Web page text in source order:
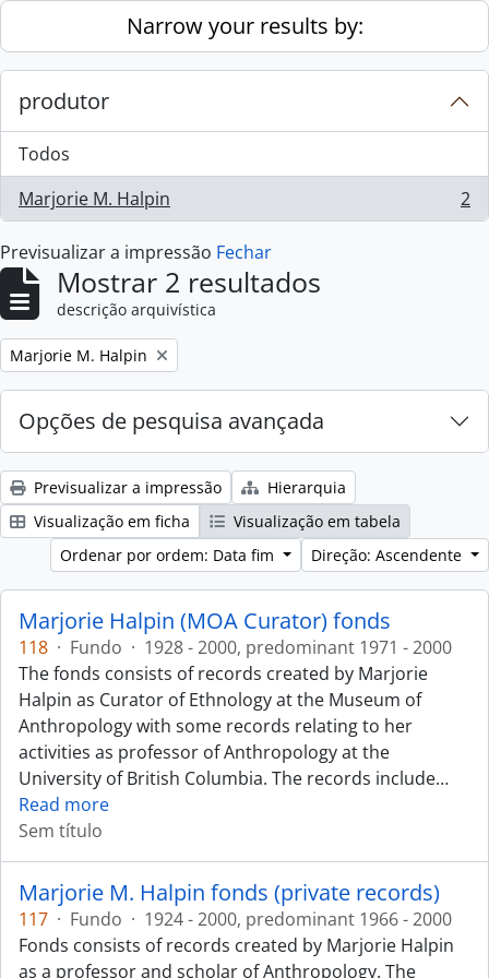
Skip to main contentNarrow your results by:
produtor
Todos
Marjorie M. Halpin
, 2 resultados 2
Previsualizar a impressão Fechar
Mostrar 2 resultados
descrição arquivística
Remove filter:
Marjorie M. Halpin
Opções de pesquisa avançada
Previsualizar a impressão
Hierarquia
Visualização em ficha
Visualização em tabela
Ordenar por ordem: Data fim
Direção: Ascendente
Marjorie Halpin (MOA Curator) fonds
118 · Fundo · 1928 - 2000, predominant 1971 - 2000
The fonds consists of records created by Marjorie
Halpin as Curator of Ethnology at the Museum of
Anthropology with some records relating to her
activities as professor of Anthropology at the
University of British Columbia. The records include…
Read more
Sem título
Marjorie M. Halpin fonds (private records)
117 · Fundo · 1924 - 2000, predominant 1966 - 2000
Fonds consists of records created by Marjorie Halpin
as a professor and scholar of Anthropology. The